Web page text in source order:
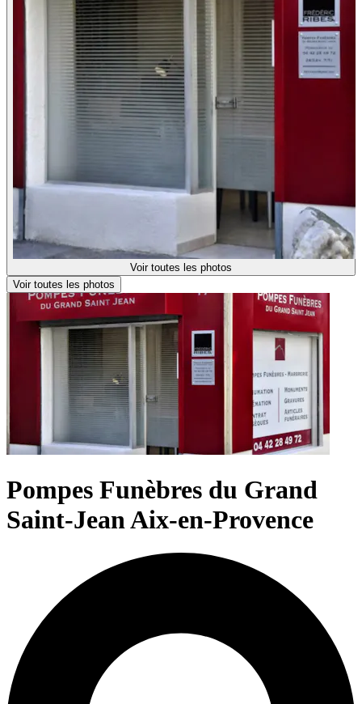
Voir toutes les photos
Voir toutes les photos
Pompes Funèbres du Grand
Saint-Jean Aix-en-Provence